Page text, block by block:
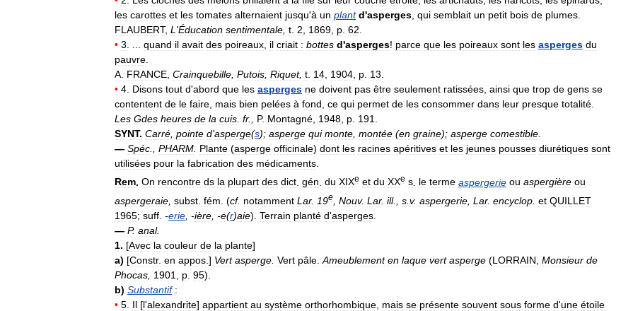
les carottes et les tomates alternaient jusqu'à un plant d'asperges qui semblait un petit bois de plumes
FLAUBERT, L 'Éducation sentimentale t 2 1869 p 62
• 3 quand il avait des poireaux il criait : bottes d'asperges! parce que les poireaux sont les asperges du
pauvre
A FRANCE Crainquebille Putois Riquet, t 14 1904 p 13
• 4 Disons tout d'abord que les asperges ne doivent pas être seulement ratissées ainsi que trop de gens se
contentent de le faire mais bien pelées à fond ce qui permet de les consommer dans leur presque totalité
Les Gdes heures de la cuis fr., P. Montagné 1948 p 191
SYNT. Carré pointe d'asperge(s); asperge qui monte montée (en graine); asperge comestible
— Spéc PHARM Plante (asperge officinale) dont les racines apéritives et les jeunes pousses diurétiques sont
utilisées pour la fabrication des médicaments
Rem. On rencontre ds la plupart des dict gén du XIXe et du XXe s le terme aspergerie ou aspergière ou
aspergeraie subst fém . (cf. notamment Lar. 19e Nouv. Lar. ill., s v. aspergerie Lar. encyclop et QUILLET
1965; suff -erie , -ière , -e(r)aie). Terrain planté d'asperges
— P. anal.
1. [Avec la couleur de la plante]
a) [Constr. en appos .] Vert asperge Vert pâle Ameublement en laque vert asperge (LORRAIN Monsieur de
Phocas 1901 p 95).
b) Substantif :
• 5 Il [l'alexandrite] appartient au système orthorhombique mais se présente souvent sous forme d'une étoile